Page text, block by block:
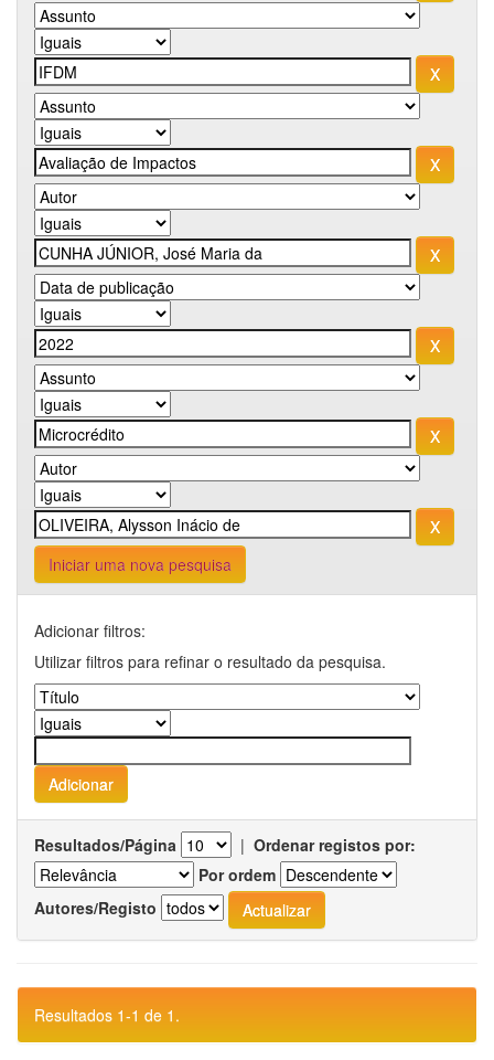
Iniciar uma nova pesquisa
Adicionar filtros:
Utilizar filtros para refinar o resultado da pesquisa.
Resultados/Página | Ordenar registos por:
Por ordem
Autores/Registo
Resultados 1-1 de 1.